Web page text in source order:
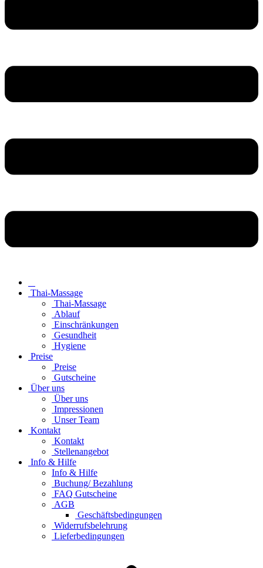
Thai-Massage
Thai-Massage
Ablauf
Einschränkungen
Gesundheit
Hygiene
Preise
Preise
Gutscheine
Über uns
Über uns
Impressionen
Unser Team
Kontakt
Kontakt
Stellenangebot
Info & Hilfe
Info & Hilfe
Buchung/ Bezahlung
FAQ Gutscheine
AGB
Geschäftsbedingungen
Widerrufsbelehrung
Lieferbedingungen